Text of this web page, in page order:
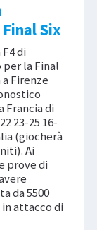
Six
di
la Final
Firenze
Francia di
23-25 16-
(giocherà
Ai
prove di
da 5500
attacco di